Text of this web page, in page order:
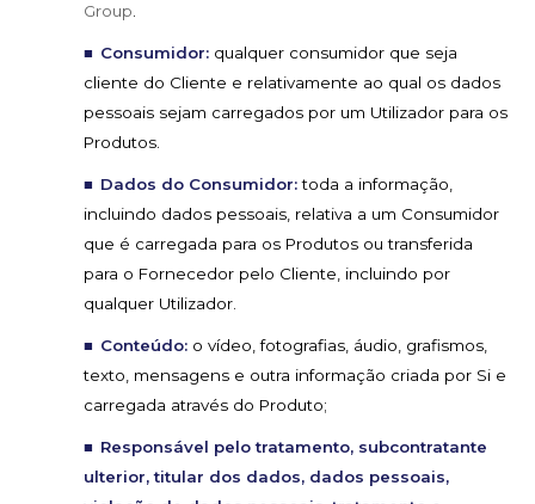
Group.
Consumidor: qualquer consumidor que seja
cliente do Cliente e relativamente ao qual os dados
pessoais sejam carregados por um Utilizador para os
Produtos.
Dados do Consumidor:toda a informação,
incluindo dados pessoais, relativa a um Consumidor
que é carregada para os Produtos ou transferida
para o Fornecedor pelo Cliente, incluindo por
qualquer Utilizador.
Conteúdo: o vídeo, fotografias, áudio, grafismos,
texto, mensagens e outra informação criada por Si e
carregada através do Produto;
Responsável pelo tratamento, subcontratante
ulterior, titular dos dados, dados pessoais,